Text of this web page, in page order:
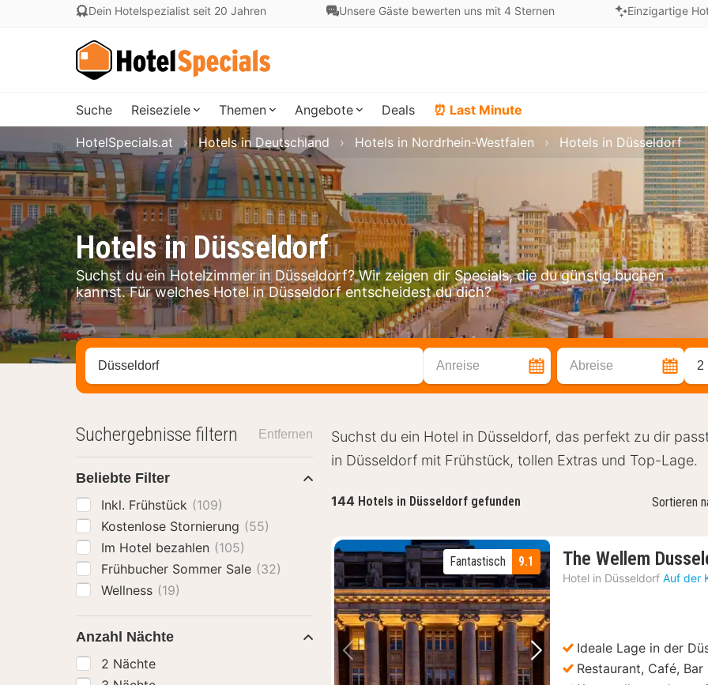
Dein Hotelspezialist seit 20 Jahren Unsere Gäste bewerten uns mit 4 Sternen Einzigartige
Suche Reiseziele Themen Angebote Deals ⏰ Last Minute
Hotels in Düsseldorf
Suchst du ein Hotelzimmer in Düsseldorf? Wir zeigen dir Specials, die du günstig buchen
kannst. Für welches Hotel in Düsseldorf entscheidest du dich?
HotelSpecials.at Hotels in Deutschland Hotels in Nordrhein-Westfalen Hotels in Düsseldorf
Stadt, Region oder Hotel suchen Anreise Abreise 2
Suchst du ein Hotel in Düsseldorf, das perfekt zu dir
in Düsseldorf mit Frühstück, tollen Extras und Top-Lage.
144 Hotels in Düsseldorf gefunden Sortieren
Vorheriges Bild Nächstes Bild
9.1
Fantastisch The Wellem
Hotel in Düsseldorf Auf der
Ideale Lage in der
Restaurant, Café,
Suchergebnisse filtern Entfernen
Beliebte Filter
Inkl. Frühstück (109)
Kostenlose Stornierung (55)
Im Hotel bezahlen (105)
Frühbucher Sommer Sale (32)
Wellness (19)
Anzahl Nächte
2 Nächte